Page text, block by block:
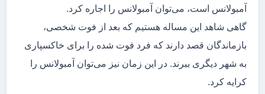
آمبولانس است، می‌توان آمبولانس را اجاره کرد.
گاهی شاهد این مساله هستیم که بعد از فوت شخصی،
بازماندگان قصد دارند که فرد فوت شده را برای خاکسپاری
به شهر دیگری ببرند. در این زمان نیز می‌توان آمبولانس را
کرایه کرد.